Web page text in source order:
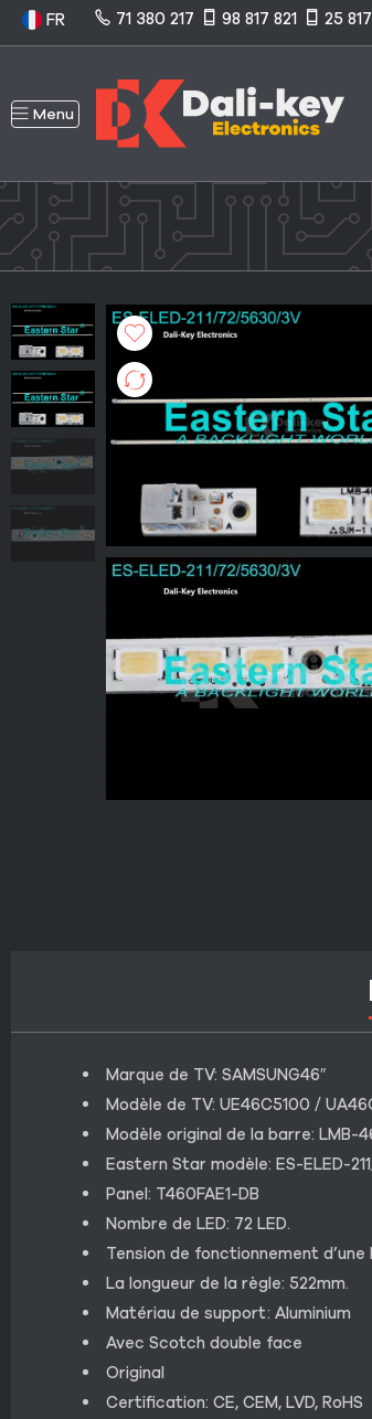
FR 71 380 217 98 817 821 25
Menu
Marque de TV: SAMSUNG46″
Modèle de TV: UE46C5100 /
Modèle original de la barre: LMB-
Eastern Star modèle: ES-ELED-
Panel: T460FAE1-DB
Nombre de LED: 72 LED.
Tension de fonctionnement d’une
La longueur de la règle: 522mm.
Matériau de support: Aluminium
Avec Scotch double face
Original
Certification: CE, CEM, LVD, RoHS